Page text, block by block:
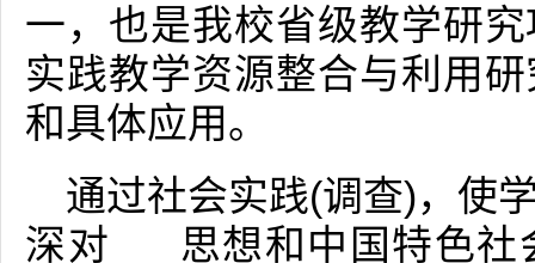
一，也是我校省级教学研
实践教学资源整合与利用
和具体应用。
通过社会实践(调查)，使
深对___思想和中国特色